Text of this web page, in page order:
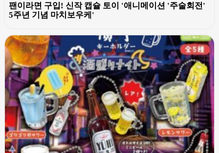
팬이라면 구입! 신작 캡슐 토이 '애니메이션 '주술회전'
5주년 기념 마치보우케'